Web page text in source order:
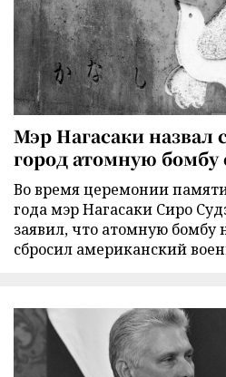
Мэр Нагасаки назвал
город атомную бомбу
Во время церемонии
года мэр Нагасаки Сиро
заявил, что атомную бомбу
сбросил американский